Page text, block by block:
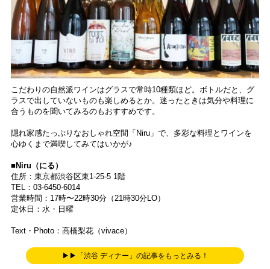
こだわりの自然派ワインはグラスで常時10種類ほど。ボトルだと、グ
ラスで出していないものも楽しめるとか。迷ったときは気分や料理に
合うものを聞いてみるのもおすすめです。
隠れ家感たっぷりなおしゃれ空間「Niru」で、多彩な料理とワインを
心ゆくまで満喫してみてはいかが♪
■Niru（にる）
住所：東京都渋谷区東1-25-5 1階
TEL：03-6450-6014
営業時間：17時〜22時30分（21時30分LO）
定休日：水・日曜
Text・Photo：高橋梨花（vivace）
▶▶「渋谷 ディナー」の記事をもっとみる！